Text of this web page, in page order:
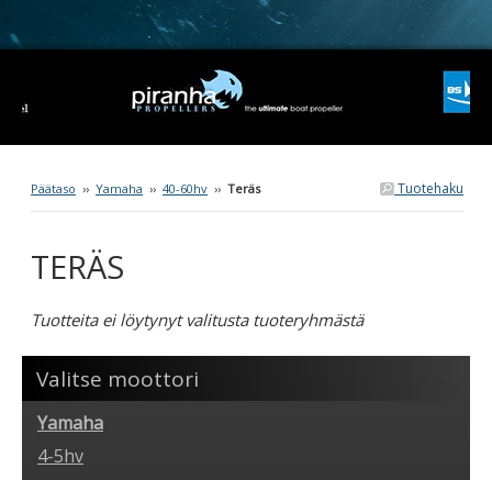
Tuotehaku
Päätaso ›› Yamaha ›› 40-60hv ›› Teräs
TERÄS
Tuotteita ei löytynyt valitusta tuoteryhmästä
Valitse moottori
Yamaha
4-5hv